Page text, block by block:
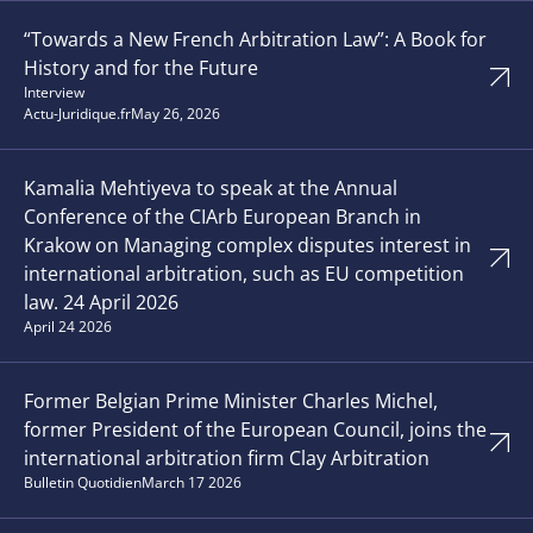
“Towards a New French Arbitration Law”: A Book for
History and for the Future
Interview
Actu-Juridique.frMay 26, 2026
Kamalia Mehtiyeva to speak at the Annual
Conference of the CIArb European Branch in
Krakow on Managing complex disputes interest in
international arbitration, such as EU competition
law. 24 April 2026
April 24 2026
Former Belgian Prime Minister Charles Michel,
former President of the European Council, joins the
international arbitration firm Clay Arbitration
Bulletin QuotidienMarch 17 2026